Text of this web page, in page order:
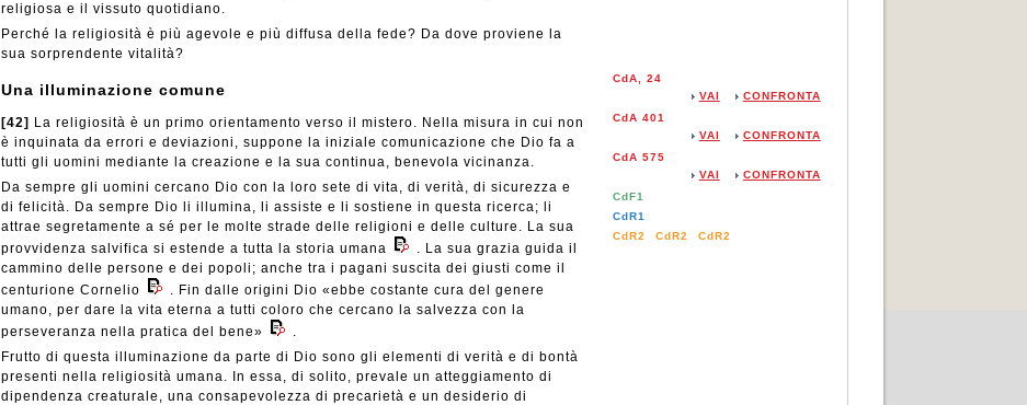
religiosa e il vissuto quotidiano.
Perché la religiosità è più agevole e più diffusa della fede? Da dove proviene la
sua sorprendente vitalità?
Una illuminazione comune
[42]
La religiosità è un primo orientamento verso il mistero. Nella misura in cui non
è inquinata da errori e deviazioni, suppone la iniziale comunicazione che Dio fa a
tutti gli uomini mediante la creazione e la sua continua, benevola vicinanza.
Da sempre gli uomini cercano Dio con la loro sete di vita, di verità, di sicurezza e
di felicità. Da sempre Dio li illumina, li assiste e li sostiene in questa ricerca; li
attrae segretamente a sé per le molte strade delle religioni e delle culture. La sua
provvidenza salvifica si estende a tutta la storia umana
. La sua grazia guida il
cammino delle persone e dei popoli; anche tra i pagani suscita dei giusti come il
centurione Cornelio
. Fin dalle origini Dio «ebbe costante cura del genere
umano, per dare la vita eterna a tutti coloro che cercano la salvezza con la
perseveranza nella pratica del bene»
.
Frutto di questa illuminazione da parte di Dio sono gli elementi di verità e di bontà
presenti nella religiosità umana. In essa, di solito, prevale un atteggiamento di
dipendenza creaturale, una consapevolezza di precarietà e un desiderio di
CdA, 24
CONFRONTA
VAI
CdA 401
CONFRONTA
VAI
CdA 575
CONFRONTA
VAI
CdF1
CdR1
CdR2
CdR2 CdR2